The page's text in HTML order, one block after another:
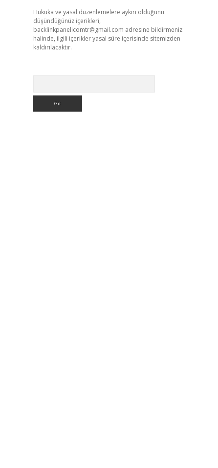
Hukuka ve yasal düzenlemelere aykırı olduğunu
düşündüğünüz içerikleri,
backlinkpanelicomtr@gmail.com adresine bildirmeniz
halinde, ilgili içerikler yasal süre içerisinde sitemizden
kaldırılacaktır.